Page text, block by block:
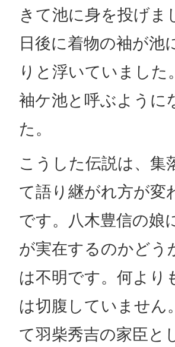
きて池に身を投げま
日後に着物の袖が池
りと浮いていました
袖ケ池と呼ぶように
た。
こうした伝説は、集
て語り継がれ方が変
です。八木豊信の娘
が実在するのかどう
は不明です。何より
は切腹していません
て羽柴秀吉の家臣と